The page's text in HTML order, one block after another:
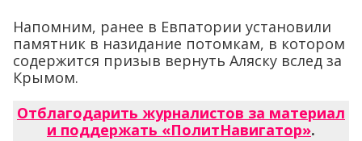
Напомним, ранее в Евпатории установили
памятник в назидание потомкам, в котором
содержится призыв вернуть Аляску вслед за
Крымом.
Отблагодарить журналистов за материал
и поддержать «ПолитНавигатор».